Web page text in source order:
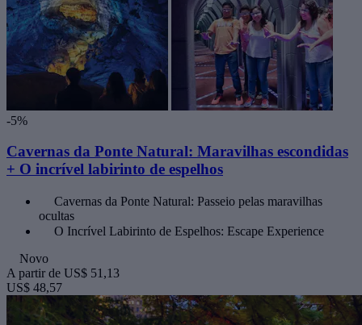
-5%
Cavernas da Ponte Natural: Maravilhas escondidas
+ O incrível labirinto de espelhos
Cavernas da Ponte Natural: Passeio pelas maravilhas
ocultas
O Incrível Labirinto de Espelhos: Escape Experience
Novo
A partir de US$ 51,13
US$ 48,57